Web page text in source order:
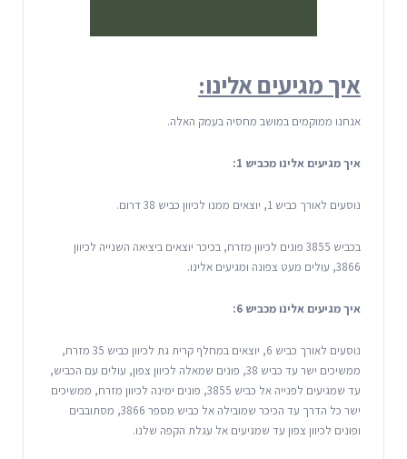
איך מגיעים אלינו:
אנחנו ממוקמים במושב מחסיה בעמק האלה.
איך מגיעים אלינו מכביש 1:
נוסעים לאורך כביש 1, יוצאים ממנו לכיוון כביש 38 דרום.
בכביש 3855 פונים לכיוון מזרח, בכיכר יוצאים ביציאה השנייה לכיוון
3866, עולים מעט צפונה ומגיעים אלינו.
איך מגיעים אלינו מכביש 6:
נוסעים לאורך כביש 6, יוצאים במחלף קרית גת לכיוון כביש 35 מזרח,
ממשיכים ישר עד כביש 38, פונים שמאלה לכיוון צפון, עולים עם הכביש,
עד שמגיעים לפנייה אל כביש 3855, פונים ימינה לכיוון מזרח, ממשיכים
ישר כל הדרך עד הכיכר שמובילה אל כביש מספר 3866, מסתובבים
ופונים לכיוון צפון עד שמגיעים אל עגלת הקפה שלנו.